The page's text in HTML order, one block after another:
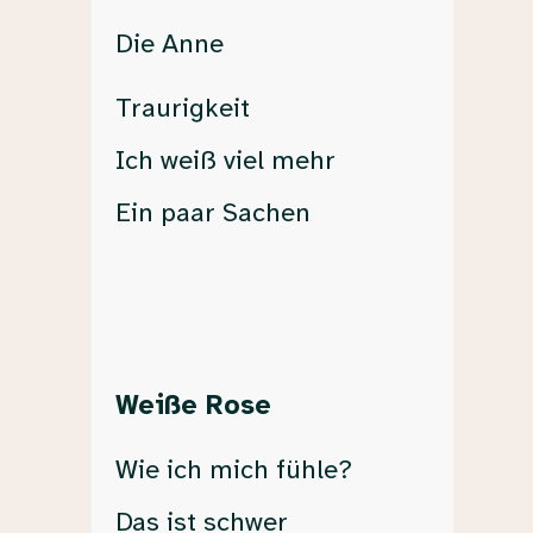
Die Anne
Traurigkeit
Ich weiß viel mehr
Ein paar Sachen
Weiße Rose
Wie ich mich fühle?
Das ist schwer